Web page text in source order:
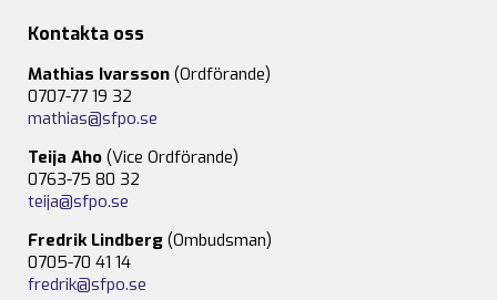
Kontakta oss
Mathias Ivarsson (Ordförande)
0707-77 19 32
mathias@sfpo.se
Teija Aho (Vice Ordförande)
0763-75 80 32
teija@sfpo.se
Fredrik Lindberg (Ombudsman)
0705-70 41 14
fredrik@sfpo.se